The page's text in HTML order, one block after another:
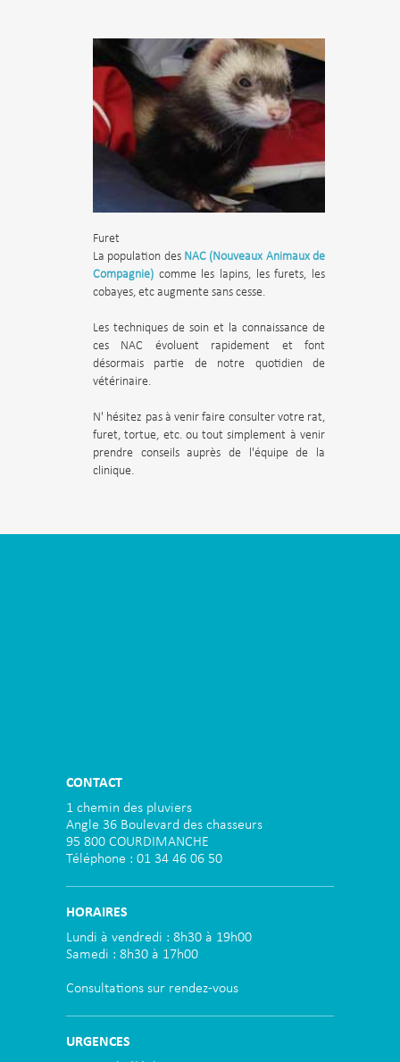
Furet
La population des NAC (Nouveaux Animaux de
Compagnie) comme les lapins, les furets, les
cobayes, etc augmente sans cesse.
Les techniques de soin et la connaissance de
ces NAC évoluent rapidement et font
désormais partie de notre quotidien de
vétérinaire.
N' hésitez pas à venir faire consulter votre rat,
furet, tortue, etc. ou tout simplement à venir
prendre conseils auprès de l'équipe de la
clinique.
CONTACT
1 chemin des pluviers
Angle 36 Boulevard des chasseurs
95 800 COURDIMANCHE
Téléphone : 01 34 46 06 50
HORAIRES
Lundi à vendredi : 8h30 à 19h00
Samedi : 8h30 à 17h00
Consultations sur rendez-vous
URGENCES